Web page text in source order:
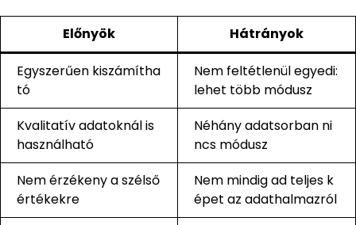
Előnyök Hátrányok
Egyszerűen kiszámítha
tó
Nem feltétlenül egyedi:
lehet több módusz
Kvalitatív adatoknál is
használható
Néhány adatsorban ni
ncs módusz
Nem érzékeny a szélső
értékekre
Nem mindig ad teljes k
épet az adathalmazról